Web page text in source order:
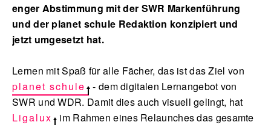
enger Abstimmung mit der SWR Markenführung
und der planet schule Redaktion konzipiert und
jetzt umgesetzt hat.
Lernen mit Spaß für alle Fächer, das ist das Ziel von
planet schule
- dem digitalen Lernangebot von
SWR und WDR. Damit dies auch visuell gelingt, hat
Ligalux
im Rahmen eines Relaunches das gesamte